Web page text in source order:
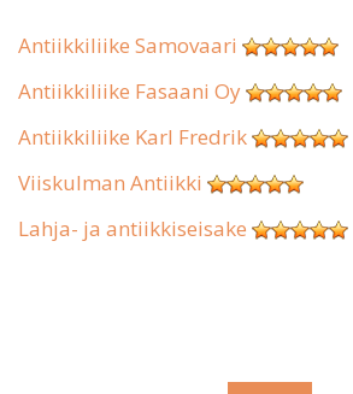
Antiikkiliike Samovaari
Antiikkiliike Fasaani Oy
Antiikkiliike Karl Fredrik
Viiskulman Antiikki
Lahja- ja antiikkiseisake